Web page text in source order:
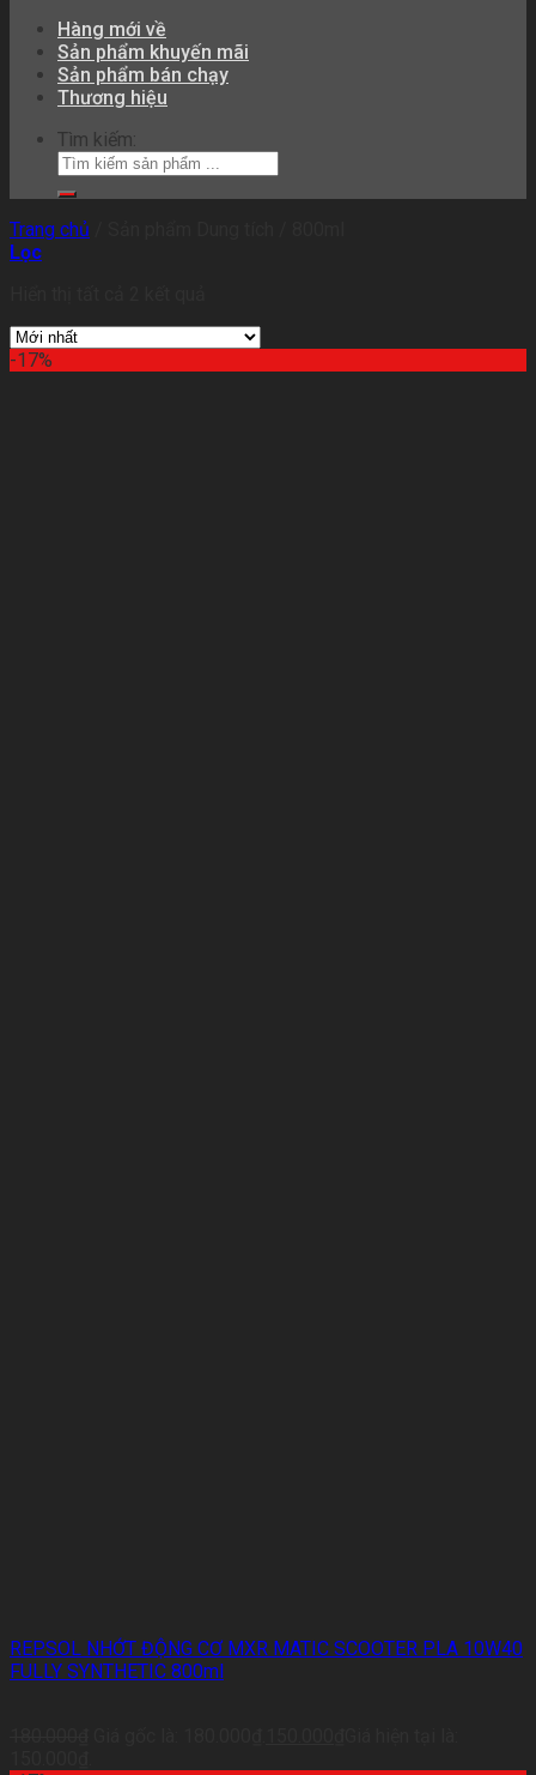
Hàng mới về
Sản phẩm khuyến mãi
Sản phẩm bán chạy
Thương hiệu
Tìm kiếm:
Trang chủ
Lọc
-17%
REPSOL NHỚT ĐỘNG CƠ MXR MATIC SCOOTER PLA 10W40
FULLY SYNTHETIC 800ml